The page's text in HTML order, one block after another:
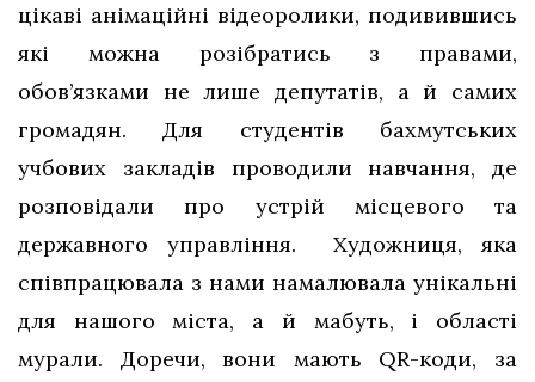
цікаві анімаційні відеоролики, подивившись
які можна розібратись з правами,
обов’язками не лише депутатів, а й самих
громадян. Для студентів бахмутських
учбових закладів проводили навчання, де
розповідали про устрій місцевого та
державного управління. Художниця, яка
співпрацювала з нами намалювала унікальні
для нашого міста, а й мабуть, і області
мурали. Доречи, вони мають QR-коди, за